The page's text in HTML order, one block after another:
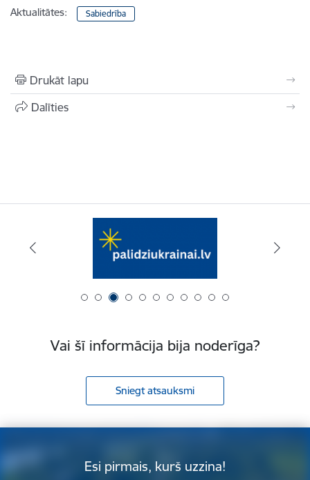
Aktualitātes: Sabiedrība
Drukāt lapu
Dalīties
Vai šī informācija bija noderīga?
Sniegt atsauksmi
Esi pirmais, kurš uzzina!